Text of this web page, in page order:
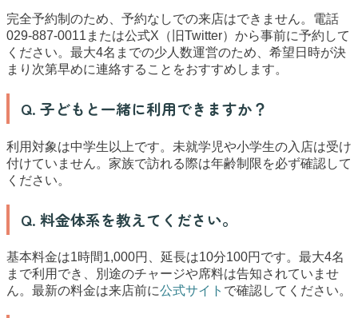
完全予約制のため、予約なしでの来店はできません。電話
029-887-0011または公式X（旧Twitter）から事前に予約して
ください。最大4名までの少人数運営のため、希望日時が決
まり次第早めに連絡することをおすすめします。
Q. 子どもと一緒に利用できますか？
利用対象は中学生以上です。未就学児や小学生の入店は受け
付けていません。家族で訪れる際は年齢制限を必ず確認して
ください。
Q. 料金体系を教えてください。
基本料金は1時間1,000円、延長は10分100円です。最大4名
まで利用でき、別途のチャージや席料は告知されていませ
ん。最新の料金は来店前に公式サイト で確認してください。